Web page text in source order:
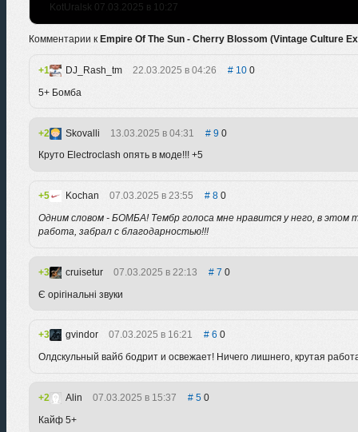
KotUralsk 07.03.2025 в 10:27
Комментарии к Empire Of The Sun - Cherry Blossom (Vintage Culture
1 DJ_Rash_tm 22.03.2025 в 04:26 100
5+ Бомба
2 Skovalli 13.03.2025 в 04:31 9 0
Круто Electroclash опять в моде!!! +5
5 Kochan 07.03.2025 в 23:55 80
Одним словом - БОМБА! Тембр голоса мне нравится у него, в этом
работа, забрал с благодарностью!!!
3 cruisetur 07.03.2025 в 22:13 7 0
Є орігінальні звуки
3 gvindor 07.03.2025 в 16:21 6 0
Олдскульный вайб бодрит и освежает! Ничего лишнего, крутая
2 Alin 07.03.2025 в 15:37 50
Кайф 5+